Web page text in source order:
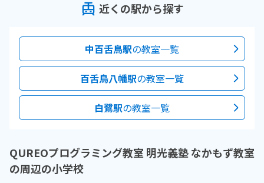
近くの駅から探す
中百舌鳥駅の教室一覧
百舌鳥八幡駅の教室一覧
白鷺駅の教室一覧
QUREOプログラミング教室 明光義塾 なかもず教室
の周辺の小学校